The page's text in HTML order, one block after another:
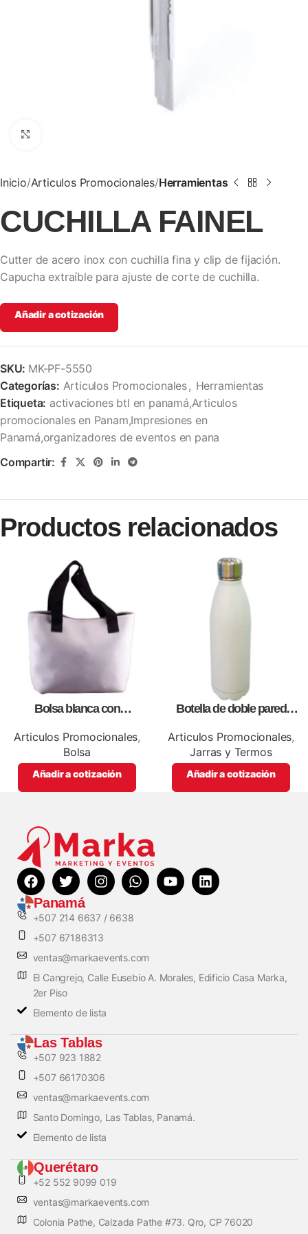
Inicio Articulos Promocionales Herramientas
CUCHILLA FAINEL
Cutter de acero inox con cuchilla fina y clip de fijación.
Capucha extraíble para ajuste de corte de cuchilla.
Añadir a cotización
SKU: MK-PF-5550
Categorías: Articulos Promocionales , Herramientas
Etiqueta: activaciones btl en panamá,Articulos
promocionales en Panam,Impresiones en
Panamá,organizadores de eventos en pana
Compartir:
Productos relacionados
Bolsa blanca con
promocionales
Articulos Promocionales,
Bolsa
Añadir a cotización
Botella de doble pared
promocionales
Articulos Promocionales,
Jarras y Termos
Añadir a cotización
Panamá
+507 214 6637 / 6638
+507 67186313
ventas@markaevents.com
El Cangrejo, Calle Eusebio A. Morales, Edificio Casa Marka,
2er Piso
Elemento de lista
Las Tablas
+507 923 1882
+507 66170306
ventas@markaevents.com
Santo Domingo, Las Tablas, Panamá.
Elemento de lista
Querétaro
+52 552 9099 019
ventas@markaevents.com
Colonia Pathe, Calzada Pathe #73. Qro, CP 76020